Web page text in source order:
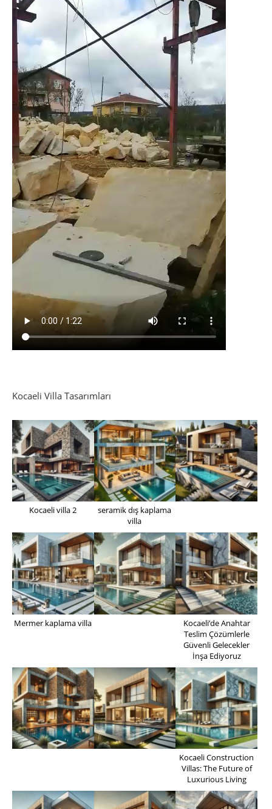
Kocaeli Villa Tasarımları
Kocaeli villa 2
seramik dış kaplama
villa
Mermer kaplama villa
Kocaeli’de Anahtar
Teslim Çözümlerle
Güvenli Gelecekler
İnşa Ediyoruz
Kocaeli Construction
Villas: The Future of
Luxurious Living